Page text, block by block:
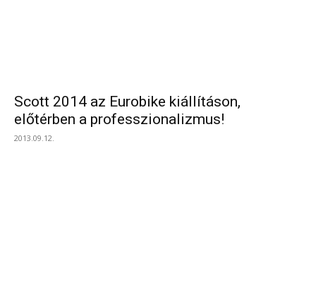
Scott 2014 az Eurobike kiállításon,
előtérben a professzionalizmus!
2013.09.12.